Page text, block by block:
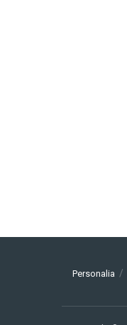
Personalia